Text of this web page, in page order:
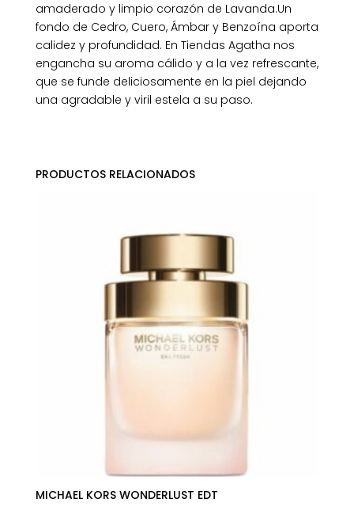
amaderado y limpio corazón de Lavanda.Un
fondo de Cedro, Cuero, Ámbar y Benzoína aporta
calidez y profundidad. En Tiendas Agatha nos
engancha su aroma cálido y a la vez refrescante,
que se funde deliciosamente en la piel dejando
una agradable y viril estela a su paso.
PRODUCTOS RELACIONADOS
MICHAEL KORS WONDERLUST EDT